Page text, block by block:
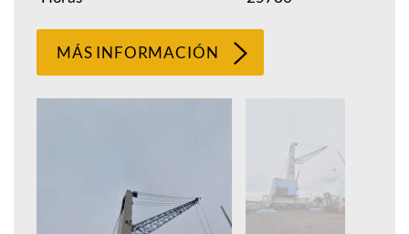
MÁS INFORMACIÓN